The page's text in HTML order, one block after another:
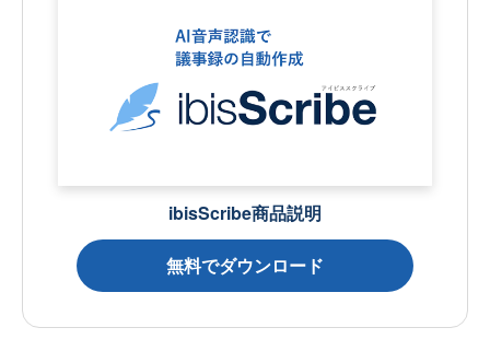
ibisScribe商品説明
無料でダウンロード